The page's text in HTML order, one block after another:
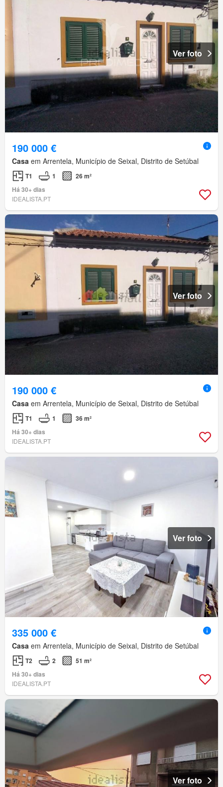
Ver foto
190 000 €
Casa em Arrentela, Município de Seixal, Distrito de Setúbal
T1 1
26 m²
Há 30+ dias
IDEALISTA.PT
Ver foto
190 000 €
Casa em Arrentela, Município de Seixal, Distrito de Setúbal
T1 1
36 m²
Há 30+ dias
IDEALISTA.PT
Ver foto
335 000 €
Casa em Arrentela, Município de Seixal, Distrito de Setúbal
T2 2
51 m²
Há 30+ dias
IDEALISTA.PT
Ver foto